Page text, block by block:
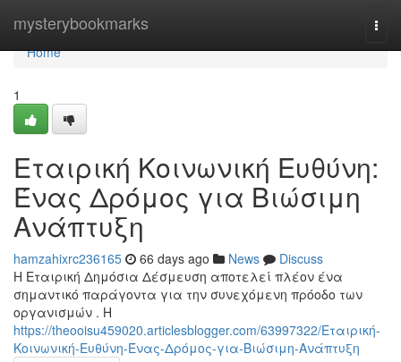
mysterybookmarks
Home
Home
1
Εταιρική Κοινωνική Ευθύνη:
Ένας Δρόμος για Βιώσιμη
Ανάπτυξη
hamzahixrc236165 66 days ago News
Discuss
Η Εταιρική Δημόσια Δέσμευση αποτελεί πλέον ένα
σημαντικό παράγοντα για την συνεχόμενη πρόοδο των
οργανισμών . Η
https://theooisu459020.articlesblogger.com/63997322/Εταιρική-
Κοινωνική-Ευθύνη-Ένας-Δρόμος-για-Βιώσιμη-Ανάπτυξη